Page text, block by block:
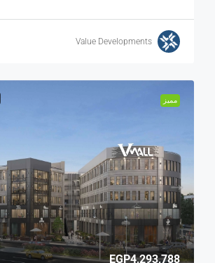
Value Developments
مميز
EGP4,293,788